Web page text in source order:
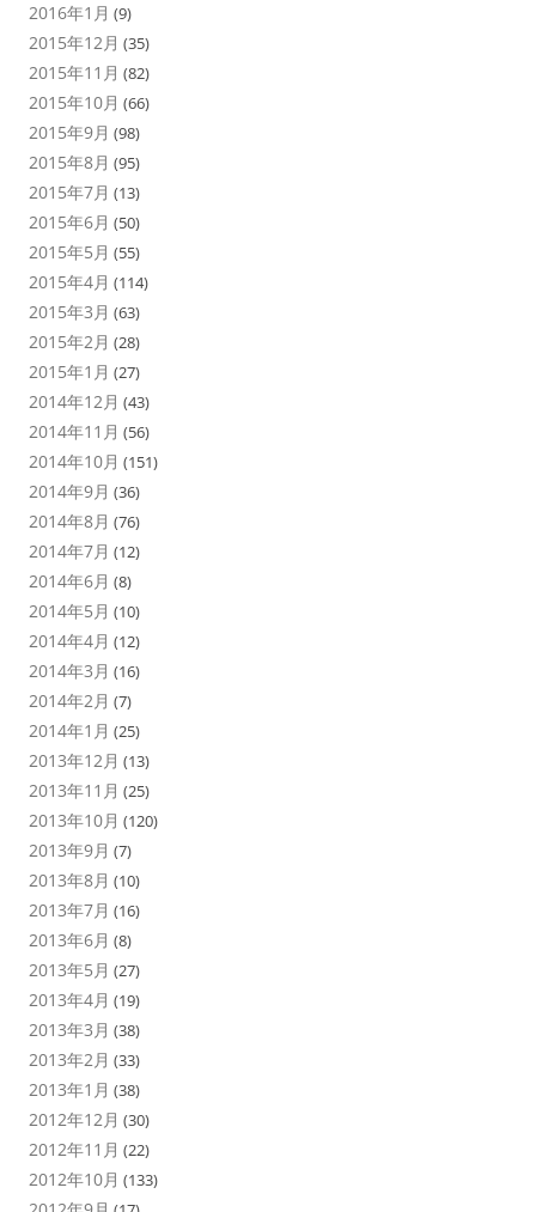
2016年1月 (9)
2015年12月 (35)
2015年11月 (82)
2015年10月 (66)
2015年9月 (98)
2015年8月 (95)
2015年7月 (13)
2015年6月 (50)
2015年5月 (55)
2015年4月 (114)
2015年3月 (63)
2015年2月 (28)
2015年1月 (27)
2014年12月 (43)
2014年11月 (56)
2014年10月 (151)
2014年9月 (36)
2014年8月 (76)
2014年7月 (12)
2014年6月 (8)
2014年5月 (10)
2014年4月 (12)
2014年3月 (16)
2014年2月 (7)
2014年1月 (25)
2013年12月 (13)
2013年11月 (25)
2013年10月 (120)
2013年9月 (7)
2013年8月 (10)
2013年7月 (16)
2013年6月 (8)
2013年5月 (27)
2013年4月 (19)
2013年3月 (38)
2013年2月 (33)
2013年1月 (38)
2012年12月 (30)
2012年11月 (22)
2012年10月 (133)